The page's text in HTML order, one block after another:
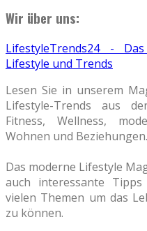
Wir über uns:
LifestyleTrends24 -
Lifestyle und Trends
Lesen Sie in unserem
Lifestyle-Trends aus
Fitness, Wellness,
Wohnen und Beziehungen.
Das moderne Lifestyle
auch interessante
vielen Themen um das
zu können.